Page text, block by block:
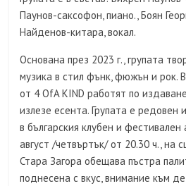
Паунов-саксофон, пиано., Боян
Найденов-китара, вокал.
Основана през 2023 г., групата
музика в стил фънк, фюжън и рок.
от 4 OfA KIND работят по
излезе есента. Групата е редовен
в българския клубен и
август /четвъртък/ от 20.30 ч., на
Стара Загора обещава пъстра
поднесена с вкус, внимание към